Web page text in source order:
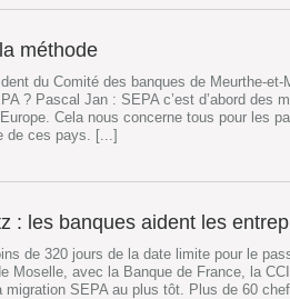
méthode
du Comité des banques de Meurthe-
? Pascal Jan : SEPA c’est d’abord
Cela nous concerne tous pour les
de ces pays. [...]
: les banques aident les
de 320 jours de la date limite pour le
Moselle, avec la Banque de France, la
migration SEPA au plus tôt. Plus de 60